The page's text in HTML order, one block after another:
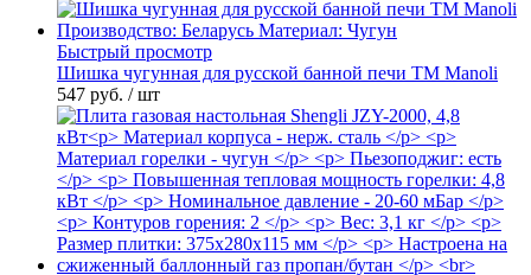
Быстрый просмотр
Шишка чугунная для русской банной печи ТМ Manoli
547 руб. / шт